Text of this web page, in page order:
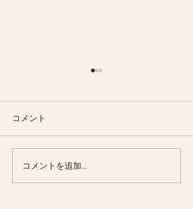
３月のレッスン情報
コメント
コメントを追加…